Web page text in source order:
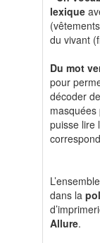
lexique
du vivant
Du mot
pour
décoder
masquées
puisse lire
dans la
Allure.